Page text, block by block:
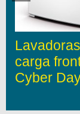
carga
Cyber